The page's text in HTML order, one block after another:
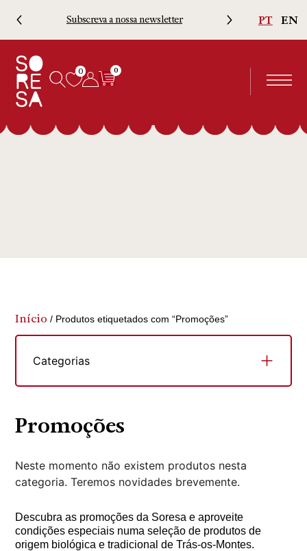
Subscreva a nossa newsletter PT EN
0 0
Início / Produtos etiquetados com “Promoções”
Categorias
Promoções
Neste momento não existem produtos nesta
categoria. Teremos novidades brevemente.
Descubra as promoções da Soresa e aproveite
condições especiais numa seleção de produtos de
origem biológica e tradicional de Trás-os-Montes.